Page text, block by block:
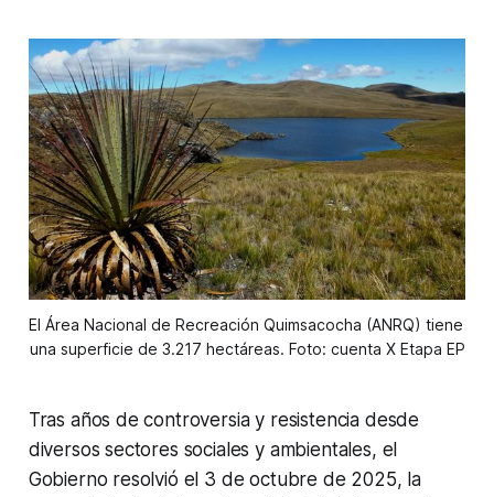
El Área Nacional de Recreación Quimsacocha (ANRQ) tiene
una superficie de 3.217 hectáreas. Foto: cuenta X Etapa EP
Tras años de controversia y resistencia desde
diversos sectores sociales y ambientales, el
Gobierno resolvió el 3 de octubre de 2025, la